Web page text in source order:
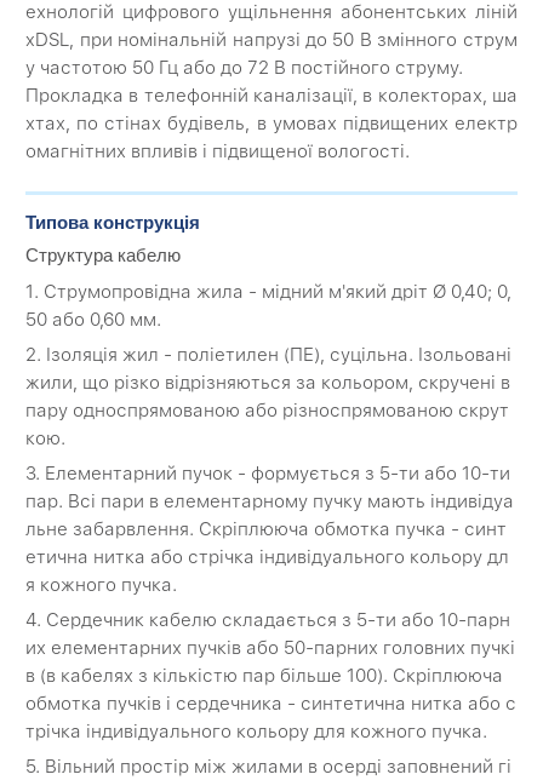
ехнологій цифрового ущільнення абонентських ліній
xDSL, при номінальній напрузі до 50 В змінного струм
у частотою 50 Гц або до 72 В постійного струму.
Прокладка в телефонній каналізації, в колекторах, ша
хтах, по стінах будівель, в умовах підвищених електр
омагнітних впливів і підвищеної вологості.
Типова конструкція
Структура кабелю
1. Струмопровідна жила - мідний м'який дріт Ø 0,40; 0,
50 або 0,60 мм.
2. Ізоляція жил - поліетилен (ПЕ), суцільна. Ізольовані
жили, що різко відрізняються за кольором, скручені в
пару односпрямованою або різноспрямованою скрут
кою.
3. Елементарний пучок - формується з 5-ти або 10-ти
пар. Всі пари в елементарному пучку мають індивідуа
льне забарвлення. Скріплююча обмотка пучка - синт
етична нитка або стрічка індивідуального кольору дл
я кожного пучка.
4. Сердечник кабелю складається з 5-ти або 10-парн
их елементарних пучків або 50-парних головних пучкі
в (в кабелях з кількістю пар більше 100). Скріплююча
обмотка пучків і сердечника - синтетична нитка або с
трічка індивідуального кольору для кожного пучка.
5. Вільний простір між жилами в осерді заповнений гі